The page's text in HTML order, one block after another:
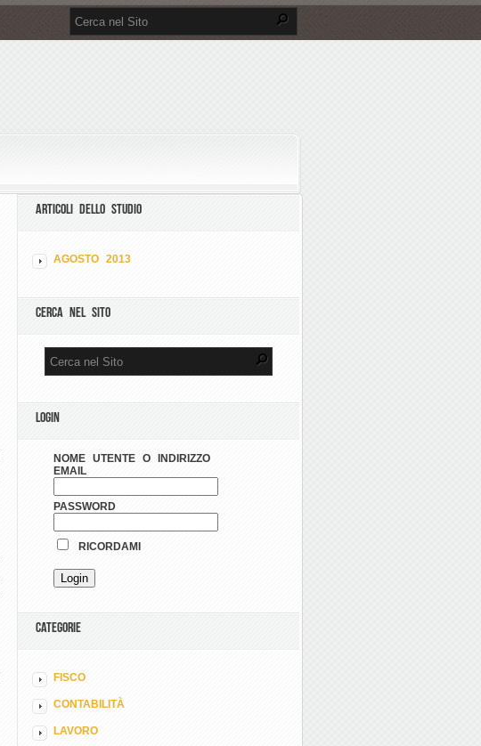
ARTICOLI DELLO STUDIO
AGOSTO 2013
CERCA NEL SITO
LOGIN
NOME UTENTE O INDIRIZZO
EMAIL
PASSWORD
RICORDAMI
CATEGORIE
FISCO
CONTABILITÀ
LAVORO